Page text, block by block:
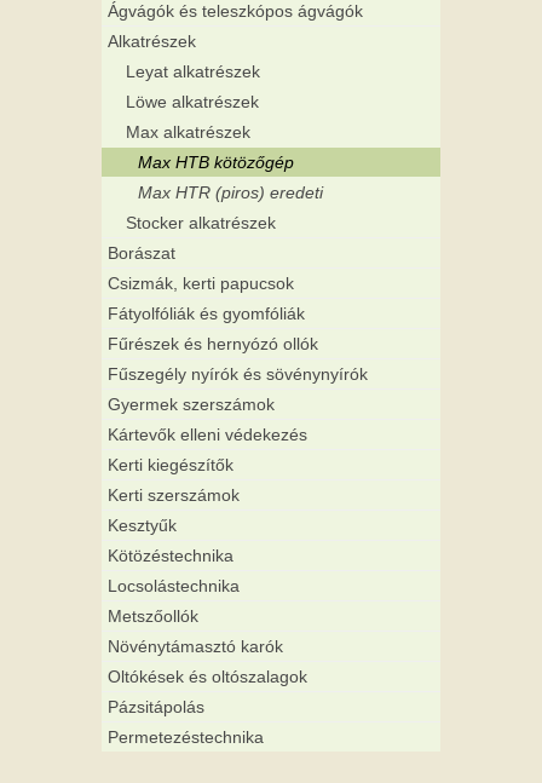
Ágvágók és teleszkópos ágvágók
Alkatrészek
Leyat alkatrészek
Löwe alkatrészek
Max alkatrészek
Max HTB kötözőgép
Max HTR (piros) eredeti
Stocker alkatrészek
Borászat
Csizmák, kerti papucsok
Fátyolfóliák és gyomfóliák
Fűrészek és hernyózó ollók
Fűszegély nyírók és sövénynyírók
Gyermek szerszámok
Kártevők elleni védekezés
Kerti kiegészítők
Kerti szerszámok
Kesztyűk
Kötözéstechnika
Locsolástechnika
Metszőollók
Növénytámasztó karók
Oltókések és oltószalagok
Pázsitápolás
Permetezéstechnika